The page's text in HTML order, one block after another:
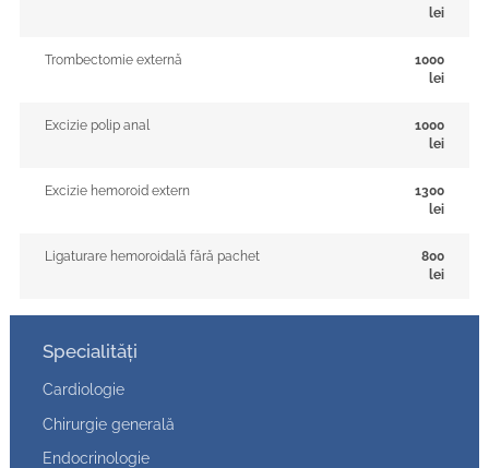
Specialități
Cardiologie
Chirurgie generală
Endocrinologie
lei
Trombectomie externă
1000
lei
Excizie polip anal
1000
lei
Excizie hemoroid extern
1300
lei
Ligaturare hemoroidală fără pachet
800
lei